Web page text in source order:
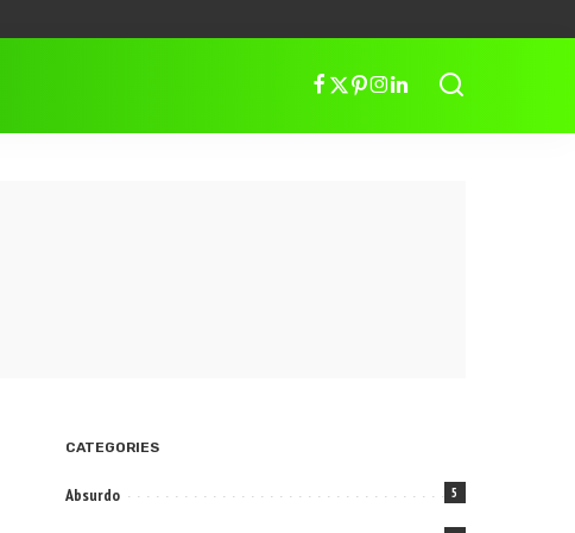
CATEGORIES
Absurdo 5